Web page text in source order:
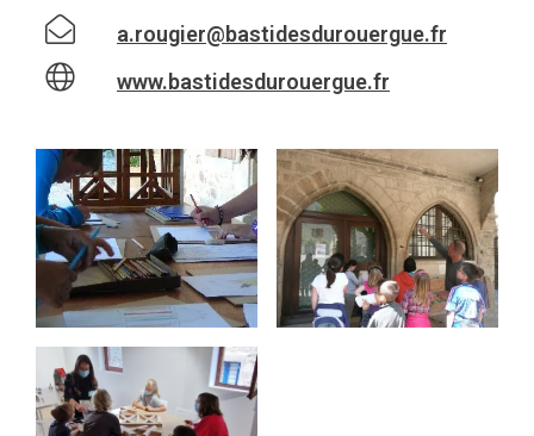
a.rougier@bastidesdurouergue.fr
www.bastidesdurouergue.fr